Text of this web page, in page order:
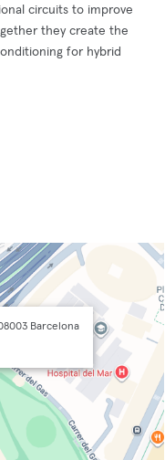
circuits to improve
they create the
for hybrid
Barcelona